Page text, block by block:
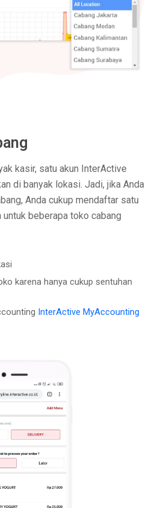
kasir, satu akun InterActive
di banyak lokasi. Jadi, jika Anda
Anda cukup mendaftar satu
untuk beberapa toko cabang
karena hanya cukup sentuhan
InterActive MyAccounting